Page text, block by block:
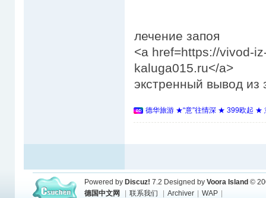
лечение запоя
<a href=https://vivod-
kaluga015.ru</a>
экстренный вывод из
德华旅游 ★“意”往情深 ★ 399欧起 ★
Powered by Discuz! 7.2 Designed by Voora Island ©
德国中文网
联系我们 Archiver WAP